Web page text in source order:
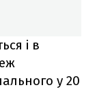
і в
у 20